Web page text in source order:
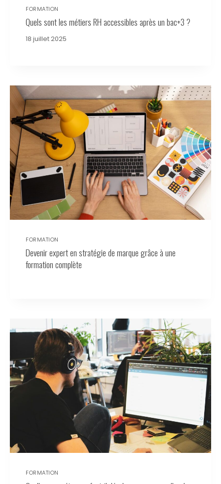
FORMATION
Quels sont les métiers RH accessibles après un bac+3 ?
18 juillet 2025
FORMATION
Devenir expert en stratégie de marque grâce à une
formation complète
FORMATION